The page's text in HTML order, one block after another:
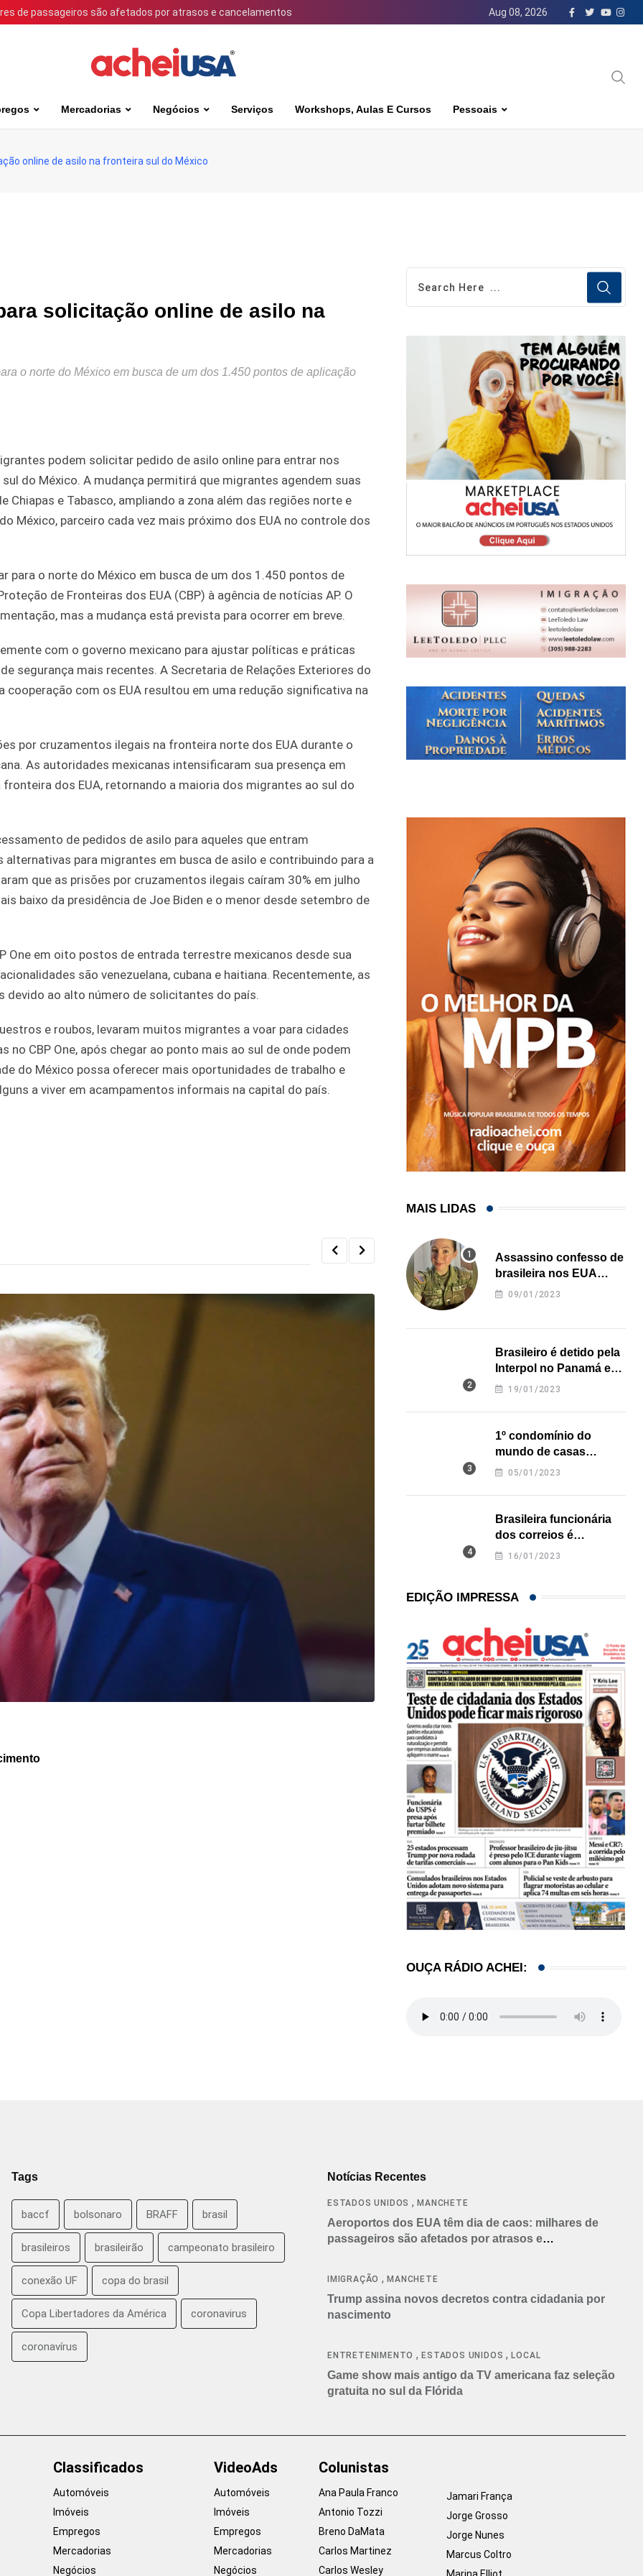
de passageiros são afetados por atrasos e cancelamentos Aug 08, 2026
Mercadorias Negócios Serviços Workshops, Aulas E Cursos Pessoais
online de asilo na fronteira sul do México
solicitação online de asilo na
o norte do México em busca de um dos 1.450 pontos de aplicação
podem solicitar pedido de asilo online para entrar nos
do México. A mudança permitirá que migrantes agendem suas
e Tabasco, ampliando a zona além das regiões norte e
México, parceiro cada vez mais próximo dos EUA no controle dos
para o norte do México em busca de um dos 1.450 pontos de
de Fronteiras dos EUA (CBP) à agência de notícias AP. O
mas a mudança está prevista para ocorrer em breve.
com o governo mexicano para ajustar políticas e práticas
segurança mais recentes. A Secretaria de Relações Exteriores do
cooperação com os EUA resultou em uma redução significativa na
por cruzamentos ilegais na fronteira norte dos EUA durante o
As autoridades mexicanas intensificaram sua presença em
dos EUA, retornando a maioria dos migrantes ao sul do
de pedidos de asilo para aqueles que entram
alternativas para migrantes em busca de asilo e contribuindo para a
que as prisões por cruzamentos ilegais caíram 30% em julho
baixo da presidência de Joe Biden e o menor desde setembro de
One em oito postos de entrada terrestre mexicanos desde sua
são venezuelana, cubana e haitiana. Recentemente, as
devido ao alto número de solicitantes do país.
e roubos, levaram muitos migrantes a voar para cidades
CBP One, após chegar ao ponto mais ao sul de onde podem
do México possa oferecer mais oportunidades de trabalho e
a viver em acampamentos informais na capital do país.
IMIGRAÇÃO,LOCAL
Imigrante acusado de atropelar idosa de 74
07/08/2026
MAIS LIDAS
Assassino confesso de
brasileira nos EUA
revela onde deixou o
09/01/2023
Brasileiro é detido pela
Interpol no Panamá e
pode pegar prisão
19/01/2023
1º condomínio do
mundo de casas
impressas em 3D é
05/01/2023
Brasileira funcionária
dos correios é
assassinada a facadas
16/01/2023
EDIÇÃO IMPRESSA
OUÇA RÁDIO ACHEI:
Tags
baccf bolsonaro BRAFF brasil
brasileiros brasileirão campeonato brasileiro
conexão UF copa do brasil
Copa Libertadores da América coronavirus
coronavírus
Notícias Recentes
ESTADOS UNIDOS ,MANCHETE
Aeroportos dos EUA têm dia de caos: milhares de
passageiros são afetados por atrasos e
IMIGRAÇÃO ,MANCHETE
Trump assina novos decretos contra cidadania por
nascimento
ENTRETENIMENTO ,ESTADOS UNIDOS ,LOCAL
Game show mais antigo da TV americana faz seleção
gratuita no sul da Flórida
Classificados
Automóveis
Imóveis
Empregos
Mercadorias
Negócios
VideoAds
Automóveis
Imóveis
Empregos
Mercadorias
Negócios
Colunistas
Ana Paula Franco
Antonio Tozzi
Breno DaMata
Carlos Martinez
Carlos Wesley
Jamari França
Jorge Grosso
Jorge Nunes
Marcus Coltro